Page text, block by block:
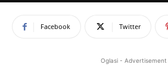
Facebook Twitter
Oglasi - Advertisement